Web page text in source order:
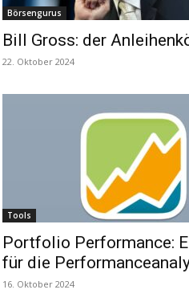
Börsengurus
Bill Gross: der
22. Oktober 2024
Tools
Portfolio Performance:
für die
16. Oktober 2024